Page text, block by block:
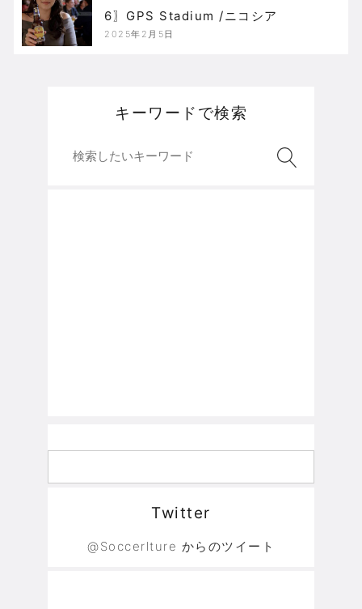
6〗GPS Stadium /ニコシア
2025年2月5日
キーワードで検索
Twitter
@Soccerlture からのツイート